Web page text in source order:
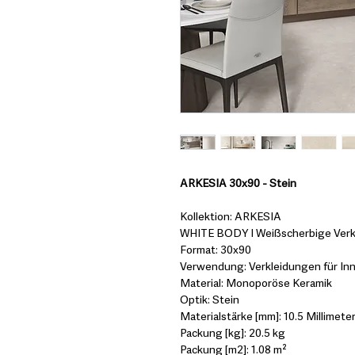
ARKESIA 30x90 - Stein
Kollektion: ARKESIA
WHITE BODY I Weißscherbige
Format: 30x90
Verwendung: Verkleidungen für
Material: Monoporöse Keramik
Optik: Stein
Materialstärke [mm]: 10.5
Packung [kg]: 20.5 kg
Packung [m2]: 1.08 m²